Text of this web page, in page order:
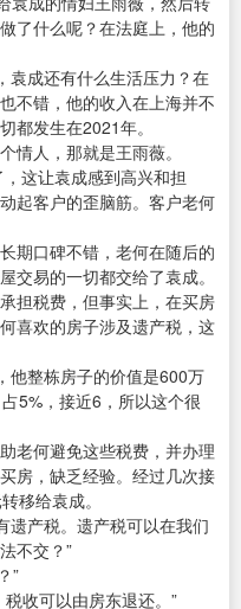
了什么呢？在法庭上，他的
袁成还有什么生活压力？在
不错，他的收入在上海并不
都发生在2021年。
情人，那就是王雨薇。
这让袁成感到高兴和担
起客户的歪脑筋。客户老何
期口碑不错，老何在随后的
交易的一切都交给了袁成。
担税费，但事实上，在买房
喜欢的房子涉及遗产税，这
他整栋房子的价值是600万
5%，接近6，所以这个很
老何避免这些税费，并办理
房，缺乏经验。经过几次接
移给袁成。
遗产税。遗产税可以在我们
不交？”
”
收可以由房东退还。”